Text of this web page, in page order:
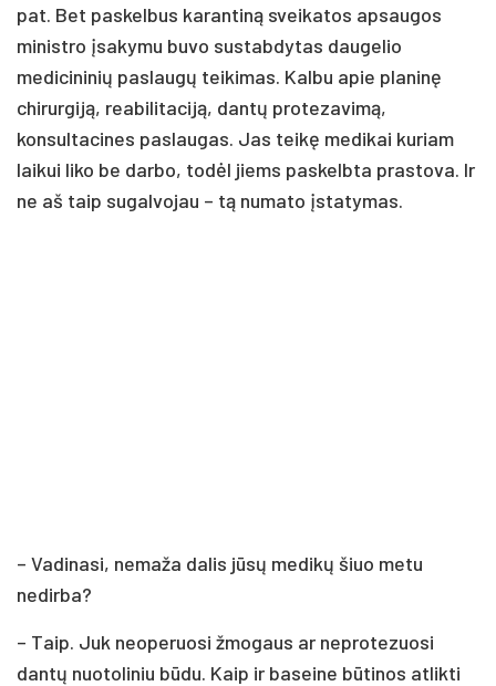
pat. Bet paskelbus karantiną sveikatos apsaugos
ministro įsakymu buvo sustabdytas daugelio
medicininių paslaugų teikimas. Kalbu apie planinę
chirurgiją, reabilitaciją, dantų protezavimą,
konsultacines paslaugas. Jas teikę medikai kuriam
laikui liko be darbo, todėl jiems paskelbta prastova. Ir
ne aš taip sugalvojau – tą numato įstatymas.
– Vadinasi, nemaža dalis jūsų medikų šiuo metu
nedirba?
– Taip. Juk neoperuosi žmogaus ar neprotezuosi
dantų nuotoliniu būdu. Kaip ir baseine būtinos atlikti